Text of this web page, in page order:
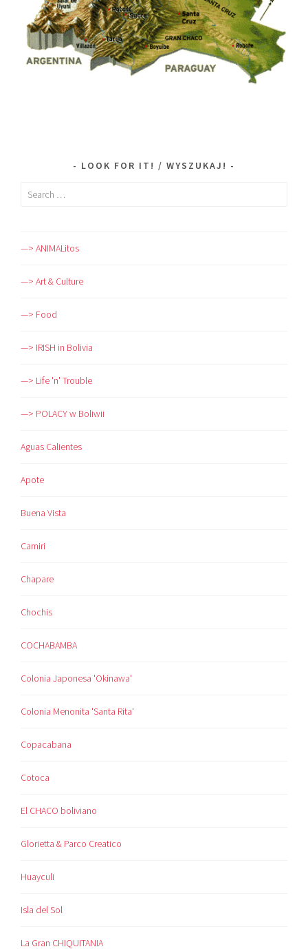
LOOK FOR IT! / WYSZUKAJ!
Search
—> ANIMALitos
—> Art & Culture
—> Food
—> IRISH in Bolivia
—> Life 'n' Trouble
—> POLACY w Boliwii
Aguas Calientes
Apote
Buena Vista
Camiri
Chapare
Chochis
COCHABAMBA
Colonia Japonesa 'Okinawa'
Colonia Menonita 'Santa Rita'
Copacabana
Cotoca
El CHACO boliviano
Glorietta & Parco Creatico
Huayculi
Isla del Sol
La Gran CHIQUITANIA